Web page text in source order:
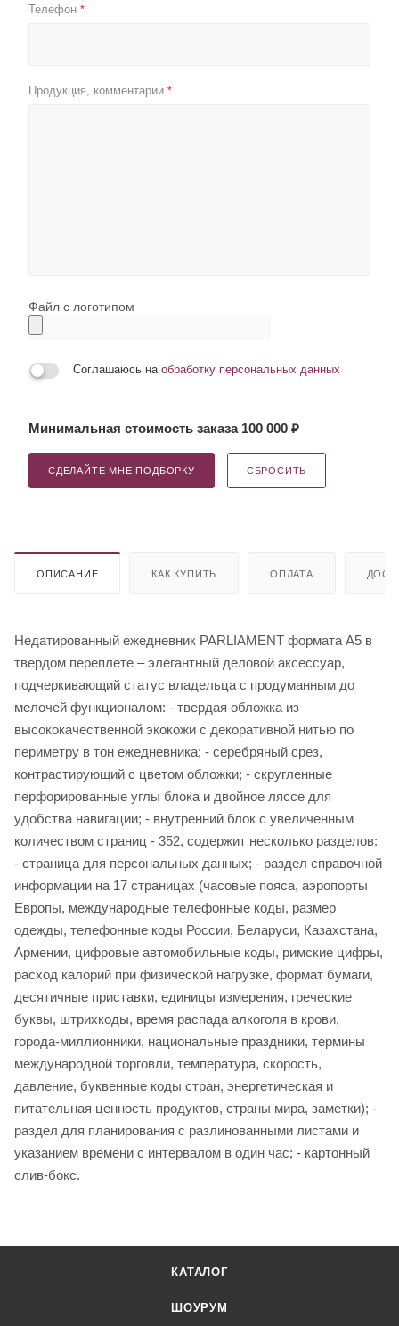
Телефон *
Продукция, комментарии *
Файл с логотипом
Соглашаюсь на обработку персональных данных
Минимальная стоимость заказа 100 000 ₽
СДЕЛАЙТЕ МНЕ ПОДБОРКУ СБРОСИТЬ
ОПИСАНИЕ КАК КУПИТЬ ОПЛАТА
Недатированный ежедневник PARLIAMENT формата A5 в
твердом переплете – элегантный деловой аксессуар,
подчеркивающий статус владельца с продуманным до
мелочей функционалом: - твердая обложка из
высококачественной экокожи с декоративной нитью по
периметру в тон ежедневника; - серебряный срез,
контрастирующий с цветом обложки; - скругленные
перфорированные углы блока и двойное ляссе для
удобства навигации; - внутренний блок с увеличенным
количеством страниц - 352, содержит несколько разделов:
- страница для персональных данных; - раздел справочной
информации на 17 страницах (часовые пояса, аэропорты
Европы, международные телефонные коды, размер
одежды, телефонные коды России, Беларуси, Казахстана,
Армении, цифровые автомобильные коды, римские цифры,
расход калорий при физической нагрузке, формат бумаги,
десятичные приставки, единицы измерения, греческие
буквы, штрихкоды, время распада алкоголя в крови,
города-миллионники, национальные праздники, термины
международной торговли, температура, скорость,
давление, буквенные коды стран, энергетическая и
питательная ценность продуктов, страны мира, заметки); -
раздел для планирования с разлинованными листами и
указанием времени с интервалом в один час; - картонный
слив-бокс.
КАТАЛОГ
ШОУРУМ